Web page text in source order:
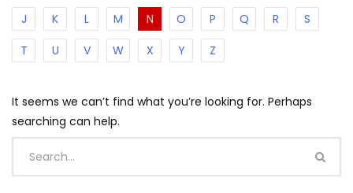
J
K L M N O P Q R
S
T
U V W X Y Z
It seems we can’t find what you’re looking for. Perhaps
searching can help.